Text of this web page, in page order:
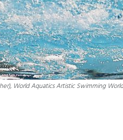
World Aquatics Artistic Swimming